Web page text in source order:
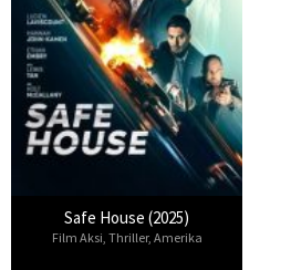
Safe House (2025)
Film Aksi, Thriller, Amerika